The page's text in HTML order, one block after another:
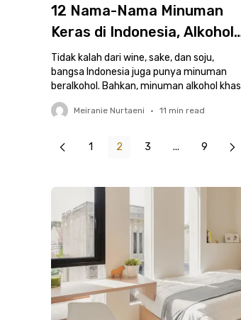
12 Nama-Nama Minuman
Keras di Indonesia, Alkohol
Warisan Budaya Nusantara
Tidak kalah dari wine, sake, dan soju,
bangsa Indonesia juga punya minuman
beralkohol. Bahkan, minuman alkohol khas
Indonesia lebih beragam!
Meiranie Nurtaeni • 11 min read
1 2 3 ... 9